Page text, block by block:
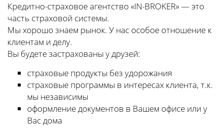
Кредитно-страховое агентство «IN-BROKER» — это
часть страховой системы.
Мы хорошо знаем рынок. У нас особое отношение к
клиентам и делу.
Вы будете застрахованы у друзей:
страховые продукты без удорожания
страховые программы в интересах клиента, т.к.
мы независимы
оформление документов в Вашем офисе или у
Вас дома